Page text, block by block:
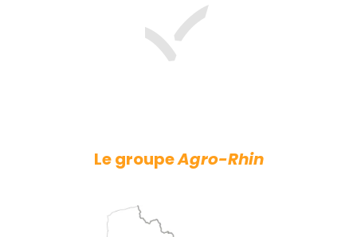
Le groupeAgro-Rhin